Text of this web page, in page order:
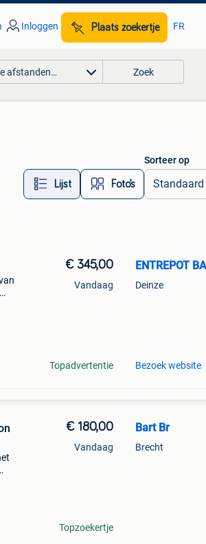
Inloggen Plaats zoekertje FR
afstanden… Zoek
Lijst Foto’s
Sorteer op
€ 345,00
Vandaag
Topadvertentie
ENTREPOT
Deinze
Bezoek website
€ 180,00
Vandaag
Topzoekertje
Bart Br
Brecht